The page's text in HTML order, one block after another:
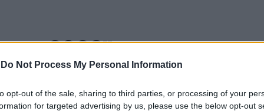
Do Not Process My Personal Information
opt-out of the sale, sharing to third parties, or processing of your
for targeted advertising by us, please use the below opt-out
2026” regressou ao
do francês Luca Van